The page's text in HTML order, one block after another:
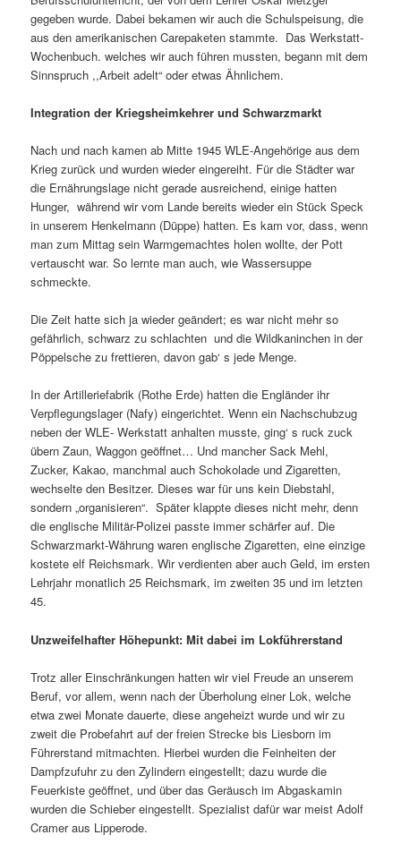
gegeben wurde. Dabei bekamen wir auch die Schulspeisung, die
aus den amerikanischen Carepaketen stammte. Das Werkstatt-
Wochenbuch. welches wir auch führen mussten, begann mit dem
Sinnspruch ,,Arbeit adelt“ oder etwas Ähnlichem.
Integration der Kriegsheimkehrer und Schwarzmarkt
Nach und nach kamen ab Mitte 1945 WLE-Angehörige aus dem
Krieg zurück und wurden wieder eingereiht. Für die Städter war
die Ernährungslage nicht gerade ausreichend, einige hatten
Hunger, während wir vom Lande bereits wieder ein Stück Speck
in unserem Henkelmann (Düppe) hatten. Es kam vor, dass, wenn
man zum Mittag sein Warmge­machtes holen wollte, der Pott
vertauscht war. So lernte man auch, wie Wasser­suppe
schmeckte.
Die Zeit hatte sich ja wieder geändert; es war nicht mehr so
gefährlich, schwarz zu schlachten und die Wildkaninchen in der
Pöppelsche zu frettieren, davon gab‘ s jede Menge.
In der Artilleriefabrik (Rothe Erde) hatten die Engländer ihr
Verpflegungslager (Nafy) eingerichtet. Wenn ein Nachschubzug
neben der WLE- Werkstatt anhalten musste, ging‘ s ruck zuck
übern Zaun, Waggon geöffnet… Und mancher Sack Mehl,
Zucker, Kakao, manchmal auch Schokolade und Zigaretten,
wechselte den Besitzer. Dieses war für uns kein Dieb­stahl,
sondern „organisieren“. Später klappte dieses nicht mehr, denn
die englische Militär-Polizei passte immer schärfer auf. Die
Schwarzmarkt-Währung waren eng­lische Zigaretten, eine einzige
kostete elf Reichsmark. Wir verdienten aber auch Geld, im ersten
Lehrjahr monatlich 25 Reichsmark, im zweiten 35 und im letzten
45.
Unzweifelhafter Höhepunkt: Mit dabei im Lokführerstand
Trotz aller Einschränkungen hatten wir viel Freude an unserem
Beruf, vor allem, wenn nach der Überholung einer Lok, welche
etwa zwei Monate dauerte, diese angeheizt wurde und wir zu
zweit die Probefahrt auf der freien Strecke bis Liesborn im
Führerstand mitmachten. Hierbei wurden die Feinheiten der
Dampfzufuhr zu den Zylindern einge­stellt; dazu wurde die
Feuerkiste geöffnet, und über das Geräusch im Abgaskamin
wurden die Schieber eingestellt. Spezialist dafür war meist Adolf
Cramer aus Lipperode.